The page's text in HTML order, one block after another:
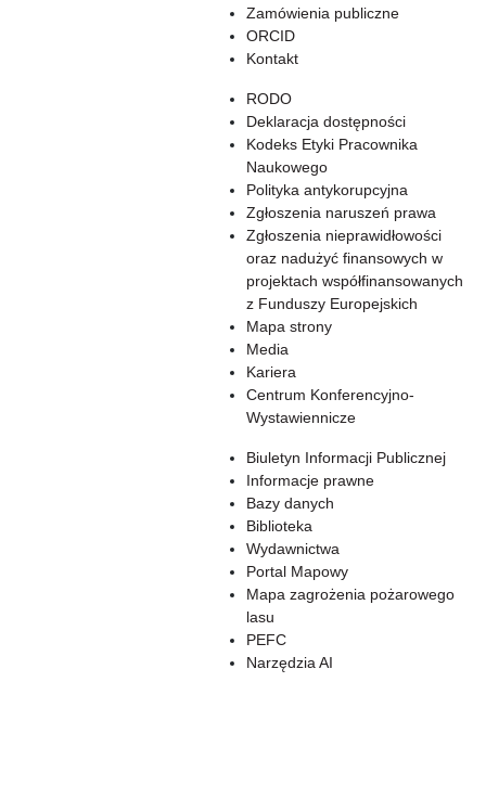
Zamówienia publiczne
ORCID
Kontakt
RODO
Deklaracja dostępności
Kodeks Etyki Pracownika
Naukowego
Polityka antykorupcyjna
Zgłoszenia naruszeń prawa
Zgłoszenia nieprawidłowości
oraz nadużyć finansowych w
projektach współfinansowanych
z Funduszy Europejskich
Mapa strony
Media
Kariera
Centrum Konferencyjno-
Wystawiennicze
Biuletyn Informacji Publicznej
Informacje prawne
Bazy danych
Biblioteka
Wydawnictwa
Portal Mapowy
Mapa zagrożenia pożarowego
lasu
PEFC
Narzędzia AI